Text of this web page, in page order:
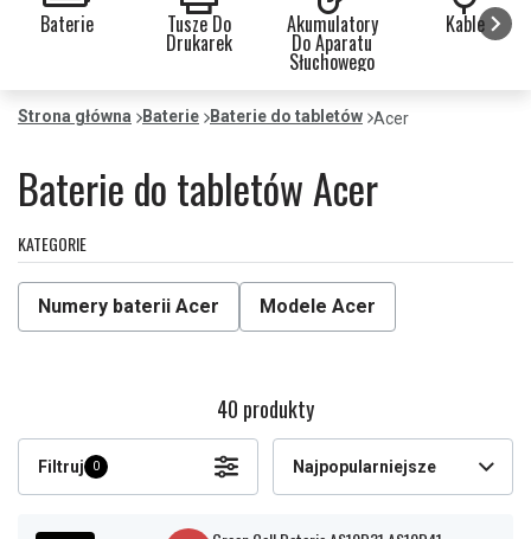
Baterie Tusze Do
Drukarek
Akumulatory
Do Aparatu
Słuchowego
Kable
Strona główna Baterie Baterie do tabletów Acer
Baterie do tabletów Acer
KATEGORIE
Numery baterii Acer Modele Acer
40 produkty
Filtruj 0 Najpopularniejsze